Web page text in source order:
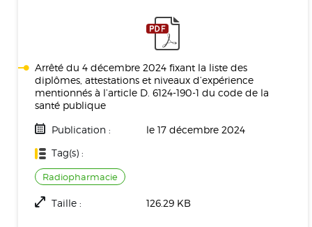
Arrêté du 4 décembre 2024 fixant la liste des
diplômes, attestations et niveaux d’expérience
mentionnés à l’article D. 6124-190-1 du code de la
santé publique
Publication :
le 17 décembre 2024
Tag(s) :
Radiopharmacie
Taille : 126.29 KB